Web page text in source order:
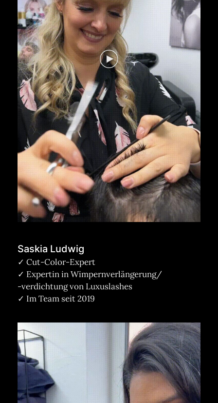
Saskia Ludwig
✓ Cut-Color-Expert
✓ Expertin in Wimpernverlängerung/
-verdichtung von Luxuslashes
✓ Im Team seit 2019